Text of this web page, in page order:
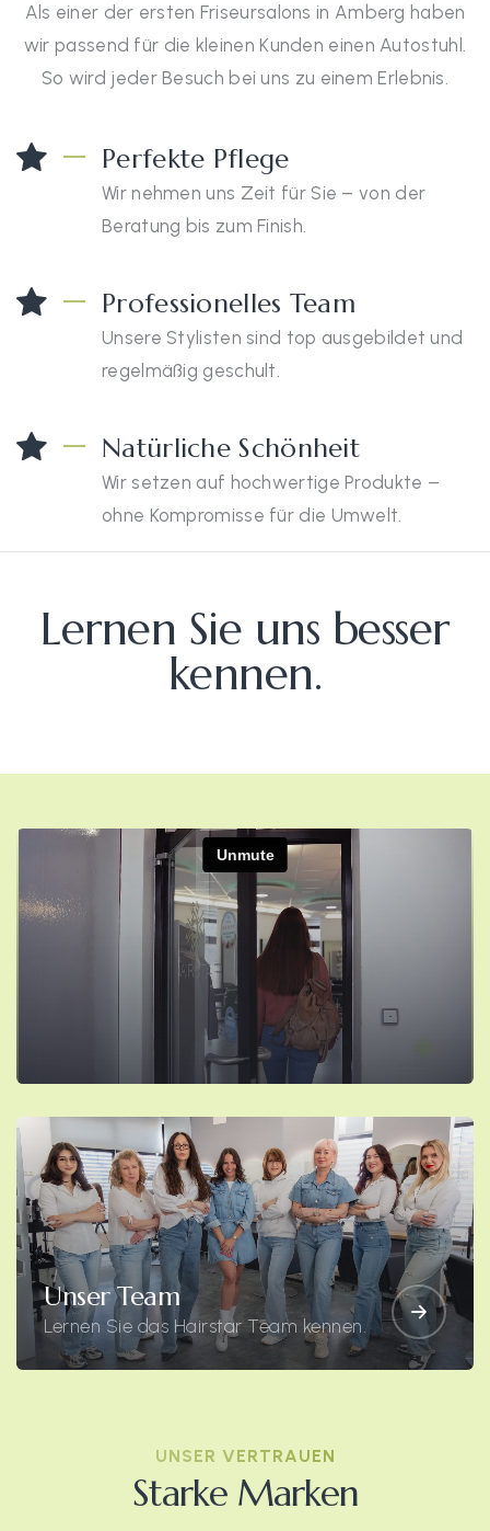
Als einer der ersten Friseursalons in Amberg haben
wir passend für die kleinen Kunden einen Autostuhl.
So wird jeder Besuch bei uns zu einem Erlebnis.
Perfekte Pflege
Wir nehmen uns Zeit für Sie – von der
Beratung bis zum Finish.
Professionelles Team
Unsere Stylisten sind top ausgebildet und
regelmäßig geschult.
Natürliche Schönheit
Wir setzen auf hochwertige Produkte –
ohne Kompromisse für die Umwelt.
Lernen Sie uns besser
kennen.
Unser Team
Lernen Sie das Hairstar Team kennen.
UNSER VERTRAUEN
Starke Marken